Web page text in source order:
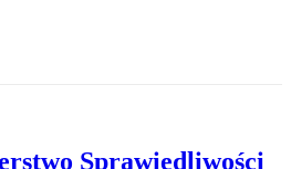
Sprawiedliwości